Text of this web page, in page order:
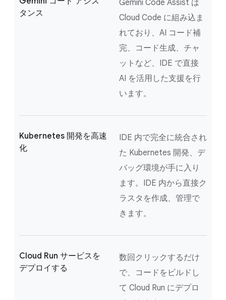
タンス
Gemini Code Assist は
Cloud Code に組み込ま
れており、AI コード補
完、コード生成、チャ
ットなど、IDE で直接
AI を活用した支援を行
います。
Kubernetes 開発を高速
化
IDE 内で完全に統合され
た Kubernetes 開発、デ
バッグ環境が手に入り
ます。IDE 内から直接ク
ラスタを作成、管理で
きます。
Cloud Run サービスを
デプロイする
数回クリックするだけ
で、コードをビルドし
て Cloud Run にデプロ